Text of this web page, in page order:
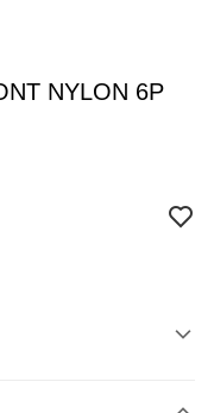
NYLON 6P